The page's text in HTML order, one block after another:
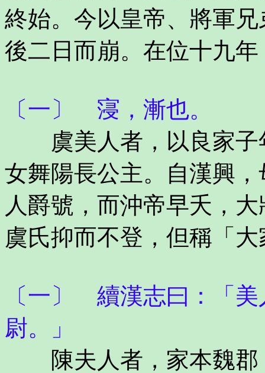
終始。今以皇帝、將軍
後二日而崩。在位十九
〔一〕 寖，漸也。
虞美人者，以良家子
女舞陽長公主。自漢興
人爵號，而沖帝早夭，
虞氏抑而不登，但稱「
〔一〕 續漢志曰：「
尉。」
陳夫人者，家本魏郡